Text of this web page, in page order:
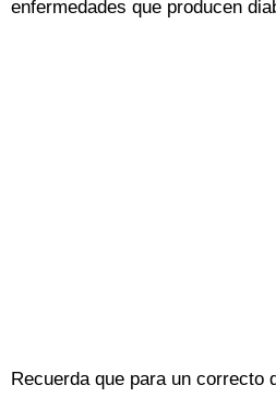
enfermedades que producen
Recuerda que para un correcto